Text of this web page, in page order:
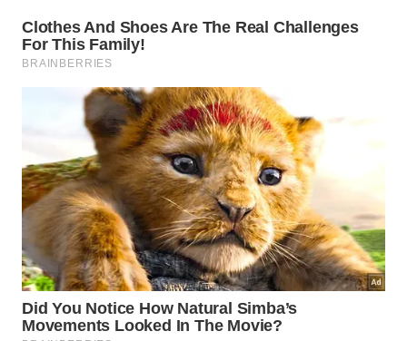
estatística.
Alterações observadas além dos
marcadores inflamatórios
A equipe também examinou amostras de urina dos
participantes antes e depois de cada fase do
estudo para procurar alterações nos metabólitos, as
moléculas produzidas quando o corpo decompõe
os nutrientes e realiza processos biológicos
essenciais.
Algumas alterações metabólicas foram observadas
após o consumo tanto do suco de tomate com soja
quanto do suco de tomate controle, indicando que